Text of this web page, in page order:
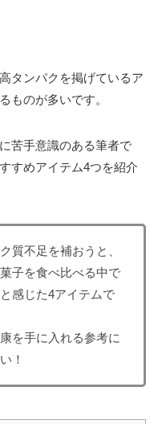
タンパクを掲げているア
ものが多いです。
苦手意識のある筆者で
すめアイテム4つを紹介
質不足を補おうと、
子を食べ比べる中で
感じた4アイテムで
を手に入れる参考に
！